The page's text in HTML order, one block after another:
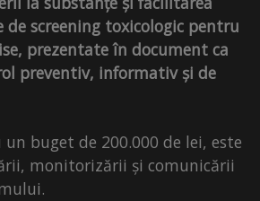
de screening toxicologic pentru
prezentate în document ca
preventiv, informativ și de
buget de 200.000 de lei, este
monitorizării și comunicării